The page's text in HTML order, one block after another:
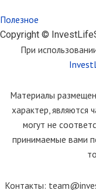
Полезное
Copyright ©
При
Материалы
характер, являются
могут не
принимаемые вами
Контакты: